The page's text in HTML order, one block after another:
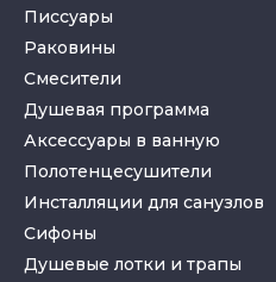
Писсуары
Раковины
Смесители
Душевая программа
Аксессуары в ванную
Полотенцесушители
Инсталляции для санузлов
Cифоны
Душевые лотки и трапы